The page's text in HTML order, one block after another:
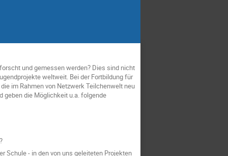
und gemessen werden? Dies sind nicht
weltweit. Bei der Fortbildung für
im Rahmen von Netzwerk Teilchenwelt neu
geben die Möglichkeit u.a. folgende
Schule - in den von uns geleiteten Projekten